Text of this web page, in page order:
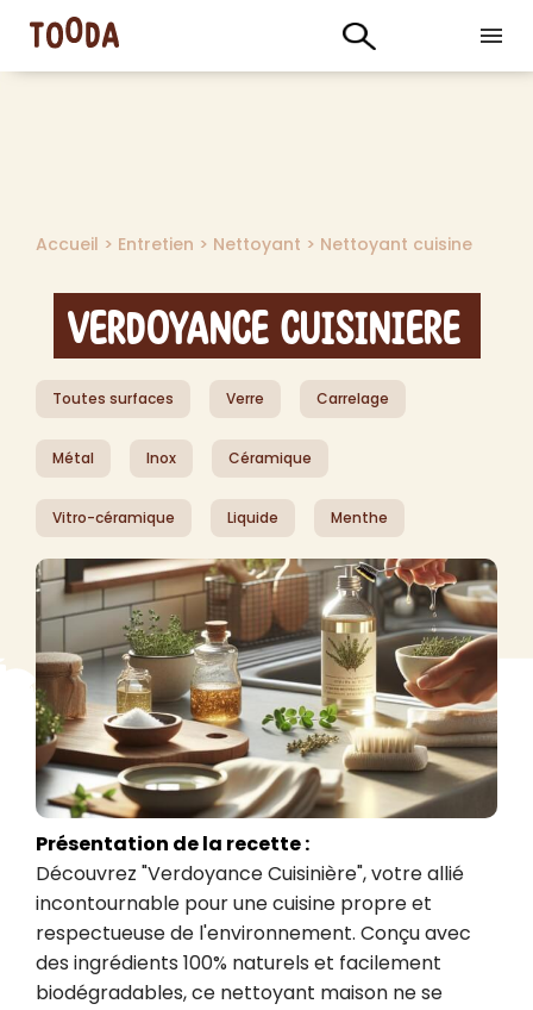
Accueil > Entretien > Nettoyant > Nettoyant cuisine
Verdoyance Cuisiniere
Toutes surfaces Verre Carrelage
Métal Inox Céramique
Vitro-céramique Liquide Menthe
Présentation de la recette :
Découvrez "Verdoyance Cuisinière", votre allié
incontournable pour une cuisine propre et
respectueuse de l'environnement. Conçu avec
des ingrédients 100% naturels et facilement
biodégradables, ce nettoyant maison ne se